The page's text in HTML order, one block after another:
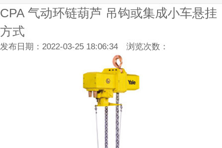
CPA 气动环链葫芦 吊钩或集成小车悬挂
方式
发布日期：2022-03-25 18:06:34 浏览次数：